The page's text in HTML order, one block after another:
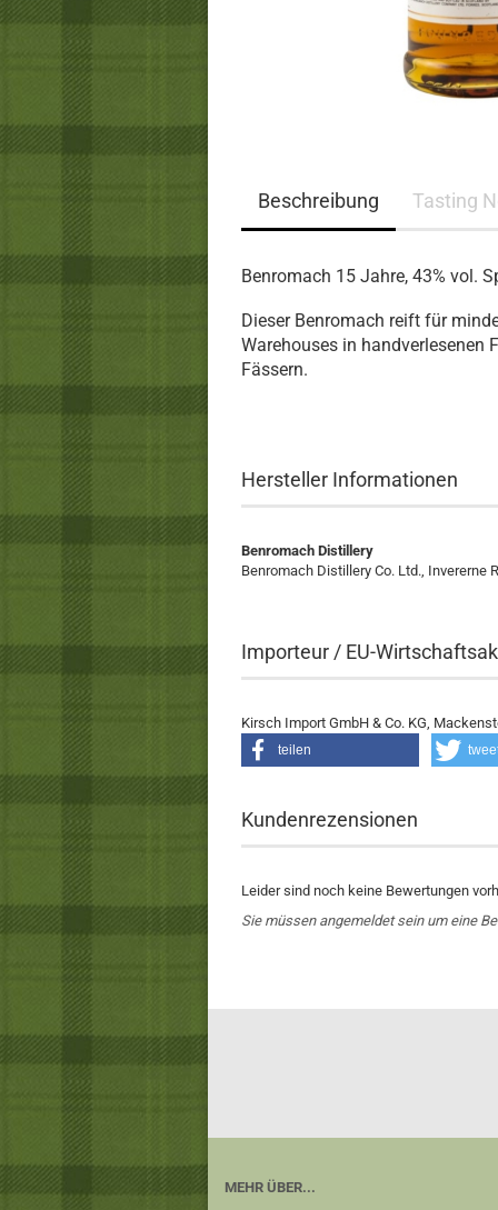
Beschreibung Tasting
Benromach 15 Jahre, 43% vol.
Dieser Benromach reift für
Warehouses in handverlesenen
Fässern.
Hersteller Informationen
Benromach Distillery
Benromach Distillery Co. Ltd., Invererne
Importeur / EU-
Kirsch Import GmbH & Co. KG,
teilen
Kundenrezensionen
Leider sind noch keine Bewertungen
Sie müssen angemeldet sein um eine
MEHR ÜBER...